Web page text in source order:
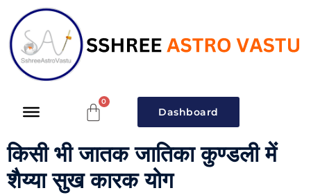
Dashboard
किसी भी जातक जातिका कुण्डली में
शैय्या सुख कारक योग